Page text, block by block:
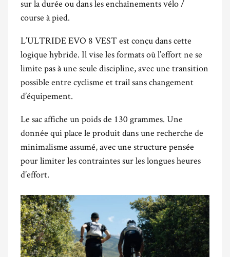
sur la durée ou dans les enchaînements vélo /
course à pied.
L’ULTRIDE EVO 8 VEST est conçu dans cette
logique hybride. Il vise les formats où l’effort ne se
limite pas à une seule discipline, avec une transition
possible entre cyclisme et trail sans changement
d’équipement.
Le sac affiche un poids de 130 grammes. Une
donnée qui place le produit dans une recherche de
minimalisme assumé, avec une structure pensée
pour limiter les contraintes sur les longues heures
d’effort.